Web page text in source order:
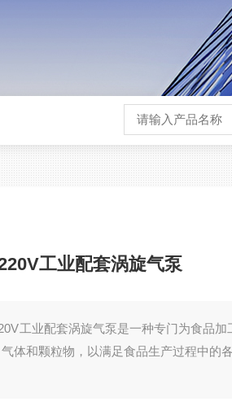
工业配套涡旋气泵
工业配套涡旋气泵是一种专门为食品加
体和颗粒物，以满足食品生产过程中的各